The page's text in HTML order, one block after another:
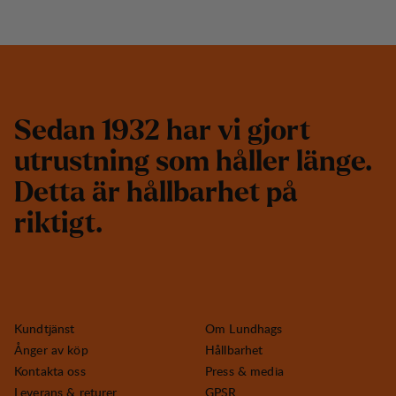
Sedan 1932 har vi gjort
utrustning som håller länge.
Detta är hållbarhet på
riktigt.
Kundtjänst
Ånger av köp
Kontakta oss
Leverans & returer
Om Lundhags
Hållbarhet
Press & media
GPSR